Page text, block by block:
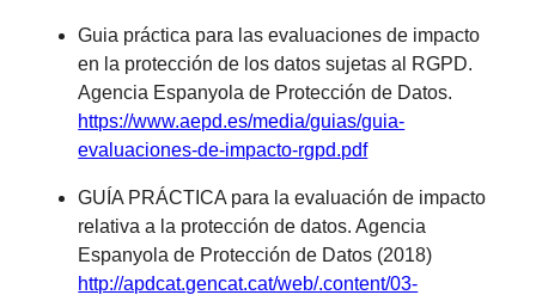
Guia práctica para las evaluaciones de impacto
en la protección de los datos sujetas al RGPD.
Agencia Espanyola de Protección de Datos.
https://www.aepd.es/media/guias/guia-
evaluaciones-de-impacto-rgpd.pdf
GUÍA PRÁCTICA para la evaluación de impacto
relativa a la protección de datos. Agencia
Espanyola de Protección de Datos (2018)
http://apdcat.gencat.cat/web/.content/03-